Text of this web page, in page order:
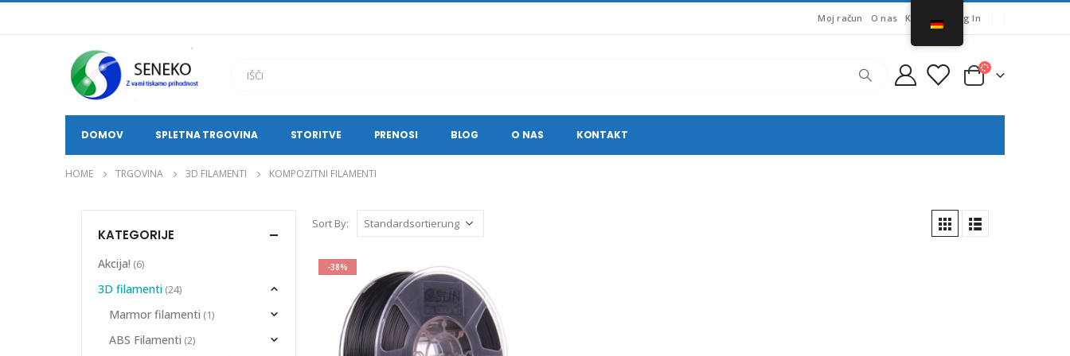
Moj račun O nas Košarica Log In
DOMOV SPLETNA TRGOVINA STORITVE PRENOSI BLOG O NAS KONTAKT
HOME TRGOVINA 3D FILAMENTI KOMPOZITNI FILAMENTI
Sort By:
-38%
KATEGORIJE
Akcija! (6)
3D filamenti (24)
Marmor filamenti (1)
ABS Filamenti (2)